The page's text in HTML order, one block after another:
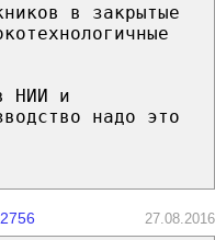
в закрытые
НИИ и
надо это
27.08.2016